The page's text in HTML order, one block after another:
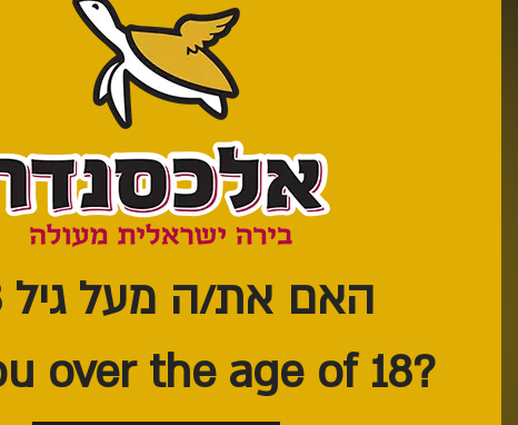
האם את/ה מעל גיל 18?
?Are you over the age of 18
About the Beer
Style: Session IPA
Alcohol: 5.3% ABV
Yeast: Top-fermenting, Ale